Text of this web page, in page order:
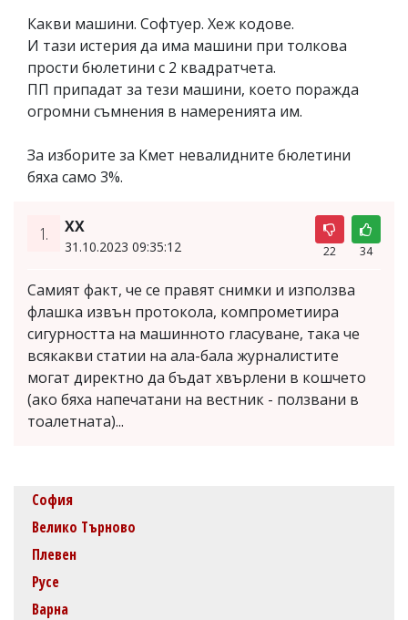
Какви машини. Софтуер. Хеж кодове.
И тази истерия да има машини при толкова
прости бюлетини с 2 квадратчета.
ПП припадат за тези машини, което поражда
огромни съмнения в намеренията им.
За изборите за Кмет невалидните бюлетини
бяха само 3%.
1. XX
31.10.2023 09:35:12 22 34
Самият факт, че се правят снимки и използва
флашка извън протокола, компрометиира
сигурността на машинното гласуване, така че
всякакви статии на ала-бала журналистите
могат директно да бъдат хвърлени в кошчето
(ако бяха напечатани на вестник - ползвани в
тоалетната)...
София
Велико Търново
Плевен
Русе
Варна